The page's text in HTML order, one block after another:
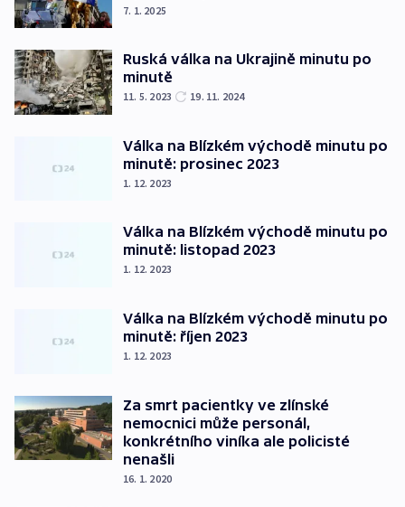
7. 1. 2025
Ruská válka na Ukrajině minutu po
minutě
11. 5. 2023 19. 11. 2024
Válka na Blízkém východě minutu po
minutě: prosinec 2023
1. 12. 2023
Válka na Blízkém východě minutu po
minutě: listopad 2023
1. 12. 2023
Válka na Blízkém východě minutu po
minutě: říjen 2023
1. 12. 2023
Za smrt pacientky ve zlínské
nemocnici může personál,
konkrétního viníka ale policisté
nenašli
16. 1. 2020